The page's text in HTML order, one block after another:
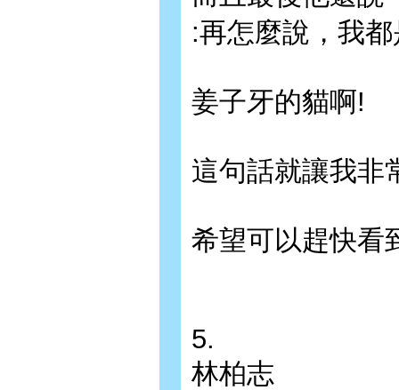
:再怎麼說，我
姜子牙的貓啊!
這句話就讓我非
希望可以趕快看
5.
林柏志